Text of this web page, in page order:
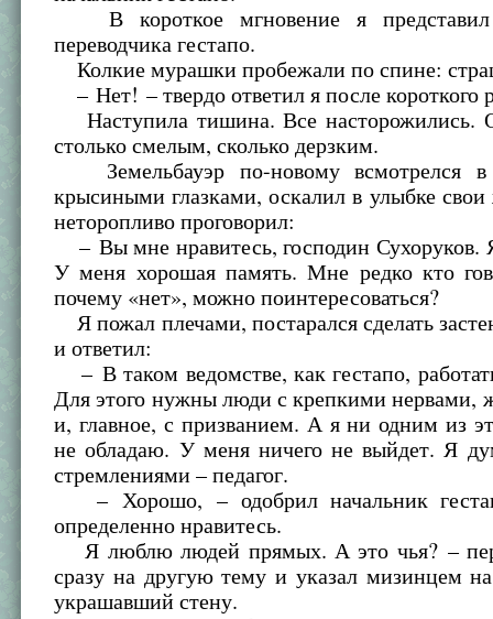
В короткое мгновение я
переводчика гестапо.
Колкие мурашки пробежали по спине:
– Нет! – твердо ответил я после короткого
Наступила тишина. Все насторожились.
столько смелым, сколько дерзким.
Земельбауэр по-новому всмотрелся
крысиными глазками, оскалил в улыбке
неторопливо проговорил:
– Вы мне нравитесь, господин Сухоруков.
У меня хорошая память. Мне редко кто
почему «нет», можно поинтересоваться?
Я пожал плечами, постарался сделать
и ответил:
– В таком ведомстве, как гестапо,
Для этого нужны люди с крепкими нервами,
и, главное, с призванием. А я ни одним из
не обладаю. У меня ничего не выйдет. Я
стремлениями – педагог.
– Хорошо, – одобрил начальник
определенно нравитесь.
Я люблю людей прямых. А это чья? –
сразу на другую тему и указал мизинцем
украшавший стену.